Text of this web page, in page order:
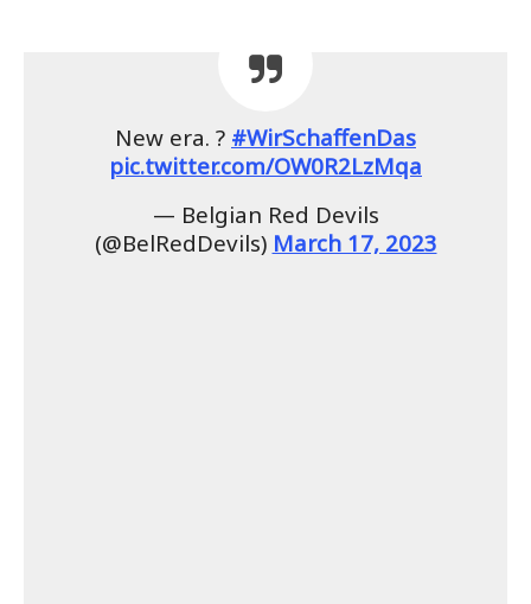
New era. ? #WirSchaffenDas
pic.twitter.com/OW0R2LzMqa
— Belgian Red Devils
(@BelRedDevils) March 17, 2023